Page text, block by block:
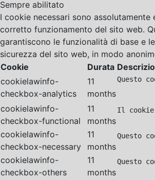
Sempre abilitato
I cookie necessari sono assolutamente
corretto funzionamento del sito web.
garantiscono le funzionalità di base e
sicurezza del sito web, in modo
Cookie
Durata
cookielawinfo-
checkbox-analytics
11
months
Questo
cookielawinfo-
checkbox-functional
11
months
Il cookie
cookielawinfo-
checkbox-necessary
11
months
Questo
cookielawinfo-
checkbox-others
11
months
Questo